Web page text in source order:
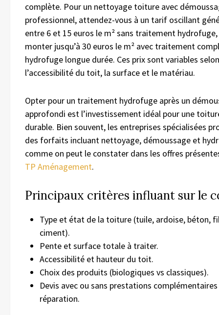
complète. Pour un nettoyage toiture avec
professionnel, attendez-vous à un tarif oscillant
entre 6 et 15 euros le m² sans traitement
monter jusqu’à 30 euros le m² avec traitement
hydrofuge longue durée. Ces prix sont variables
l’accessibilité du toit, la surface et le matériau.
Opter pour un traitement hydrofuge après un
approfondi est l’investissement idéal pour une
durable. Bien souvent, les entreprises spécialisées
des forfaits incluant nettoyage, démoussage et
comme on peut le constater dans les offres
TP Aménagement.
Principaux critères influant sur le
Type et état de la toiture (tuile, ardoise, béton,
ciment).
Pente et surface totale à traiter.
Accessibilité et hauteur du toit.
Choix des produits (biologiques vs classiques).
Devis avec ou sans prestations
réparation.